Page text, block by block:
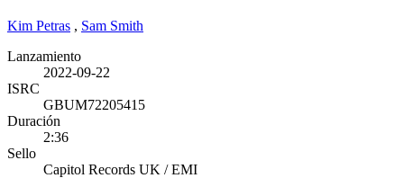
Kim Petras , Sam Smith
Lanzamiento
2022-09-22
ISRC
GBUM72205415
Duración
2:36
Sello
Capitol Records UK / EMI